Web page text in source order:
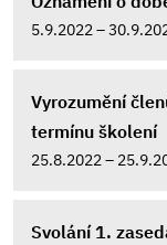
5.9.2022 –
Vyrozumění
termínu školení
25.8.2022 –
Svolání 1.